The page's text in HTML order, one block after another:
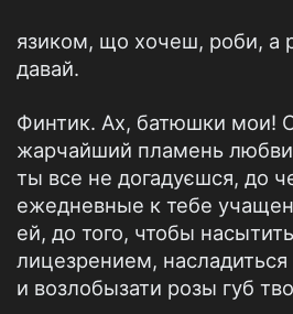
язиком, що хочеш, роби, а
давай.
Финтик. Ах, батюшки мои!
жарчайший пламень
ты все не догадуєшся, до
ежедневные к тебе
ей, до того, чтобы
лицезрением, насладиться
и возлобызати розы губ